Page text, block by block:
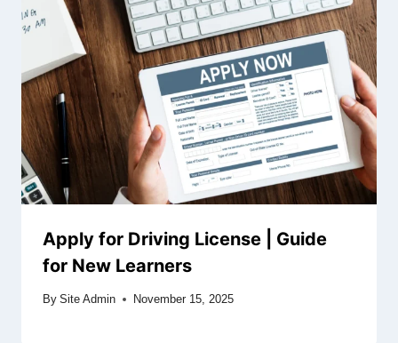
Apply for Driving License | Guide
for New Learners
By Site Admin November 15, 2025